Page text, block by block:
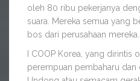
oleh 80 ribu pekerjanya
suara. Mereka semua yang
bos dari perusahaan mereka.
I COOP Korea, yang dirintis
perempuan pembaharu dan